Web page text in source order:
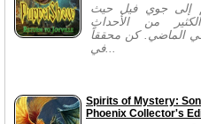
إلى جوي فيل حيث
من الأحداث
في الماضي. كن محققاً
في...
Spirits of Mystery:
Phoenix Collector's